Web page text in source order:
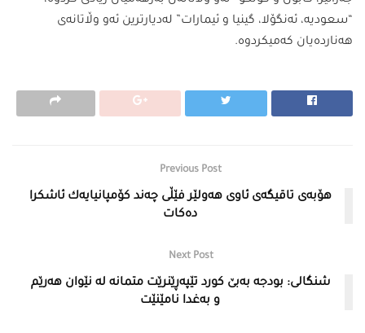
“سعودیه‌، ئه‌نگۆلا، گینیا و ئیمارات” له‌دیارترین ئه‌و وڵاتانه‌ى
هه‌نارده‌یان كه‌میكردوه‌.
Previous Post
هۆبەی تاقیگەی ئاوی هەولێر فێڵی چه‌ند كۆمپانیایه‌ك ئاشكرا
ده‌كات
Next Post
شنگالى: بودجه‌ به‌بێ كورد تێپه‌ڕێنرێت متمانه‌ له‌ نێوان هه‌رێم
و به‌غدا نامێنێت